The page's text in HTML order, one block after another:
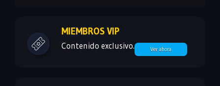
MIEMBROS VIP
Contenido exclusivo. Ver ahora